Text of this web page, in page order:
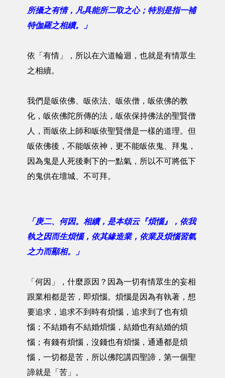
所攝之有情，凡具能所二取之心；特別是指一補
特伽羅之相續。」
依「有情」，所以在六道輪迴，也就是有情眾生
之相續。
我們是皈依佛、皈依法、皈依僧，皈依佛的教
化，皈依佛陀所傳的法，皈依保持佛法的聖賢僧
人，而皈依上師和皈依聖賢僧是一樣的道理。但
皈依佛後，不能皈依神，更不能皈依鬼、拜鬼，
因為鬼是人死後剩下的一點氣，所以不可將低下
的鬼供在壇城、不可拜。
「庚二、何因。相續，是本頌云『煩惱』，依我
執之因而生煩惱，依其緣造業，依業及煩惱習氣
之力而顯相。」
「何因」，什麼原因？因為一切有情眾生的妄相
跟業相都是苦，即煩惱。煩惱是因為有執著，想
要追求，追求不到時有煩惱，追求到了也有煩
惱；不結婚有不結婚煩惱，結婚也有結婚的煩
惱；有錢有煩惱，沒錢也有煩惱，通通都是煩
惱，一切都是苦，所以佛陀講四聖諦，第一個聖
諦就是「苦」。